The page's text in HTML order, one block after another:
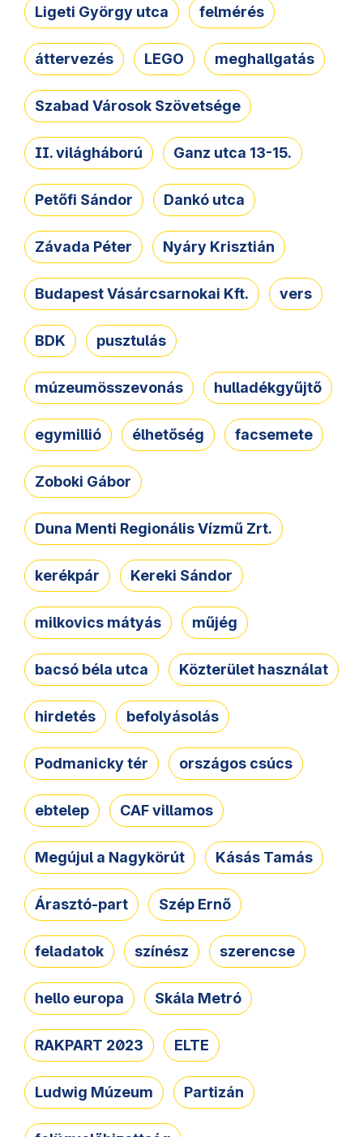
Ligeti György utca felmérés
áttervezés LEGO meghallgatás
Szabad Városok Szövetsége
II. világháború Ganz utca 13-15.
Petőfi Sándor Dankó utca
Závada Péter Nyáry Krisztián
Budapest Vásárcsarnokai Kft. vers
BDK pusztulás
múzeumösszevonás hulladékgyűjtő
egymillió élhetőség facsemete
Zoboki Gábor
Duna Menti Regionális Vízmű Zrt.
kerékpár Kereki Sándor
milkovics mátyás műjég
bacsó béla utca Közterület használat
hirdetés befolyásolás
Podmanicky tér országos csúcs
ebtelep CAF villamos
Megújul a Nagykörút Kásás Tamás
Árasztó-part Szép Ernő
feladatok színész szerencse
hello europa Skála Metró
RAKPART 2023 ELTE
Ludwig Múzeum Partizán